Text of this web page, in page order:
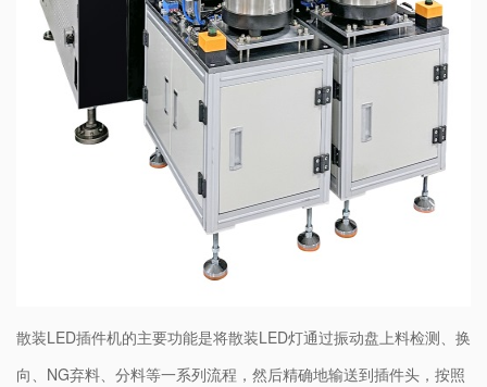
散装LED插件机的主要功能是将散装LED灯通过振动盘上料检测、换
向、NG弃料、分料等一系列流程，然后精确地输送到插件头，按照